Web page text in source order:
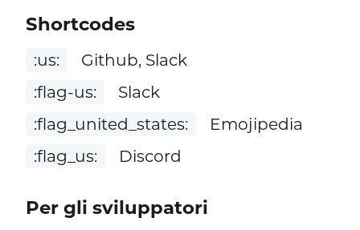
Shortcodes
:us:
Github, Slack
:flag-us:
Slack
:flag_united_states:
Emojipedia
:flag_us:
Discord
Per gli sviluppatori